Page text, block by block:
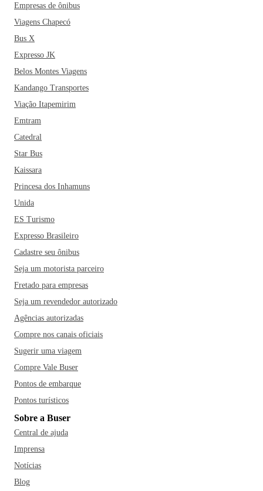
Empresas de ônibus
Viagens Chapecó
Bus X
Expresso JK
Belos Montes Viagens
Kandango Transportes
Viação Itapemirim
Emtram
Catedral
Star Bus
Kaissara
Princesa dos Inhamuns
Unida
ES Turismo
Expresso Brasileiro
Cadastre seu ônibus
Seja um motorista parceiro
Fretado para empresas
Seja um revendedor autorizado
Agências autorizadas
Compre nos canais oficiais
Sugerir uma viagem
Compre Vale Buser
Pontos de embarque
Pontos turísticos
Sobre a Buser
Central de ajuda
Imprensa
Notícias
Blog